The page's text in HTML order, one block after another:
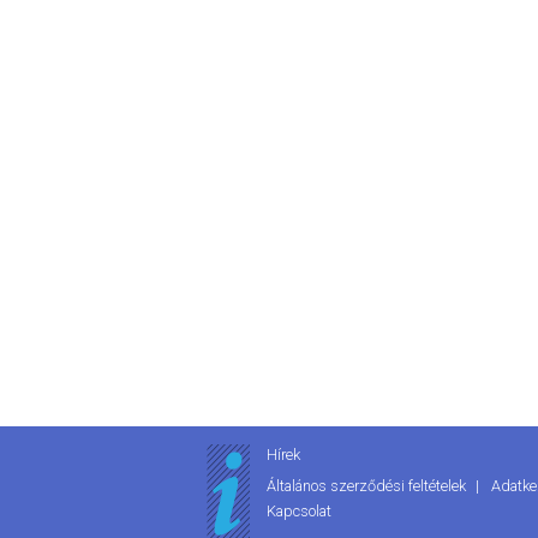
Hírek
Általános szerződési feltételek
Kapcsolat